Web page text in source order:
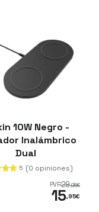
10W Negro -
Inalámbrico
Dual
5 (0 opiniones)
PVR29,95€
15,95€